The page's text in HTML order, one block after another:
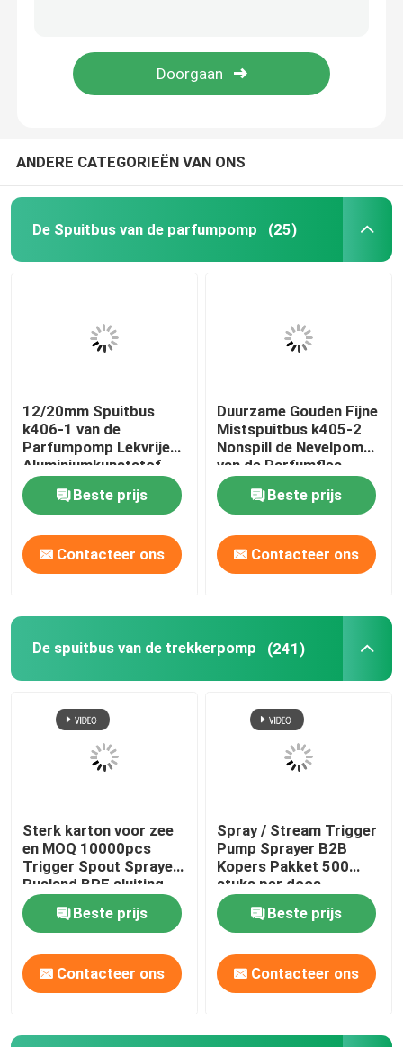
De Pomp van de lotionautomaat
Middel om nagellak te verwijderenpomp
Creditcardspuitbus
Pen Perfume Spray
Plastic GLB
Deodorantstok
Glazen fles
ANDERE CATEGORIEËN VAN ONS
De Spuitbus van de parfumpomp (25)
12/20mm Spuitbus
k406-1 van de
Parfumpomp Lekvrije
Aluminiumkunststof
Beste prijs
Contacteer ons
Duurzame Gouden Fijne
Mistspuitbus k405-2
Nonspill de Nevelpomp
van de Parfumfles
Beste prijs
Contacteer ons
De spuitbus van de trekkerpomp (241)
Sterk karton voor zee
en MOQ 10000pcs
Trigger Spout Sprayer
Rusland BPF sluiting
Beste prijs
Contacteer ons
Spray / Stream Trigger
Pump Sprayer B2B
Kopers Pakket 500
stuks per doos
Beste prijs
Contacteer ons